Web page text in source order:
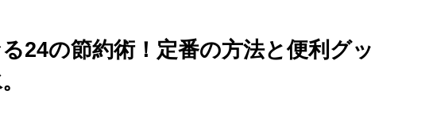
24の節約術！定番の方法と便利グッ